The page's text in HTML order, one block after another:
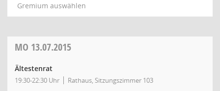
Gremium auswählen
MO 13.07.2015
Ältestenrat
19:30-22:30 Uhr Rathaus, Sitzungszimmer 103